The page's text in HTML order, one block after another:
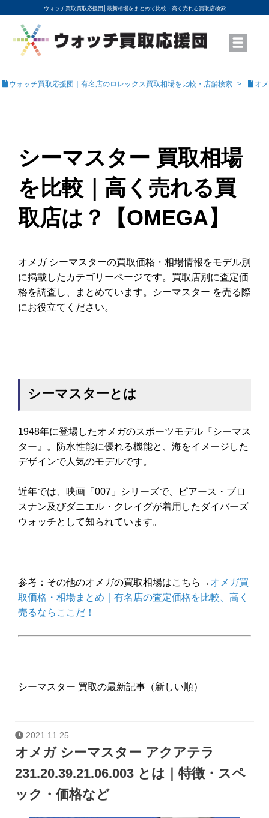
ウォッチ買取買取応援団│ 最新相場をまとめて比較・高く売れる買取店検索
YouTubeで動画を公開中
ROLEXモデル名から買取相場を調べる
高級時計ブランド名から買取相場を調べる
地域から買取店を探す
店舗名から買取店を探す
ブランド時計を高く売る方法
買取査定を依頼する
ウォッチ買取応援団｜有名店のロレックス買取相場を比較・店舗検索 オ
シーマスター 買取相場
を比較｜高く売れる買
取店は？【OMEGA】
オメガ シーマスターの買取価格・相場情報をモデル別
に掲載したカテゴリーページです。買取店別に査定価
格を調査し、まとめています。シーマスター を売る際
にお役立てください。
シーマスターとは
1948年に登場したオメガのスポーツモデル『シーマス
ター』。防水性能に優れる機能と、海をイメージした
デザインで人気のモデルです。
近年では、映画「007」シリーズで、ピアース・ブロ
スナン及びダニエル・クレイグが着用したダイバーズ
ウォッチとして知られています。
参考：その他のオメガの買取相場はこちら→ オメガ買
取価格・相場まとめ｜有名店の査定価格を比較、高く
売るならここだ！
シーマスター 買取の最新記事（新しい順）
2021.11.25
オメガ シーマスター アクアテラ
231.20.39.21.06.003 とは｜特徴・スペ
ック・価格など